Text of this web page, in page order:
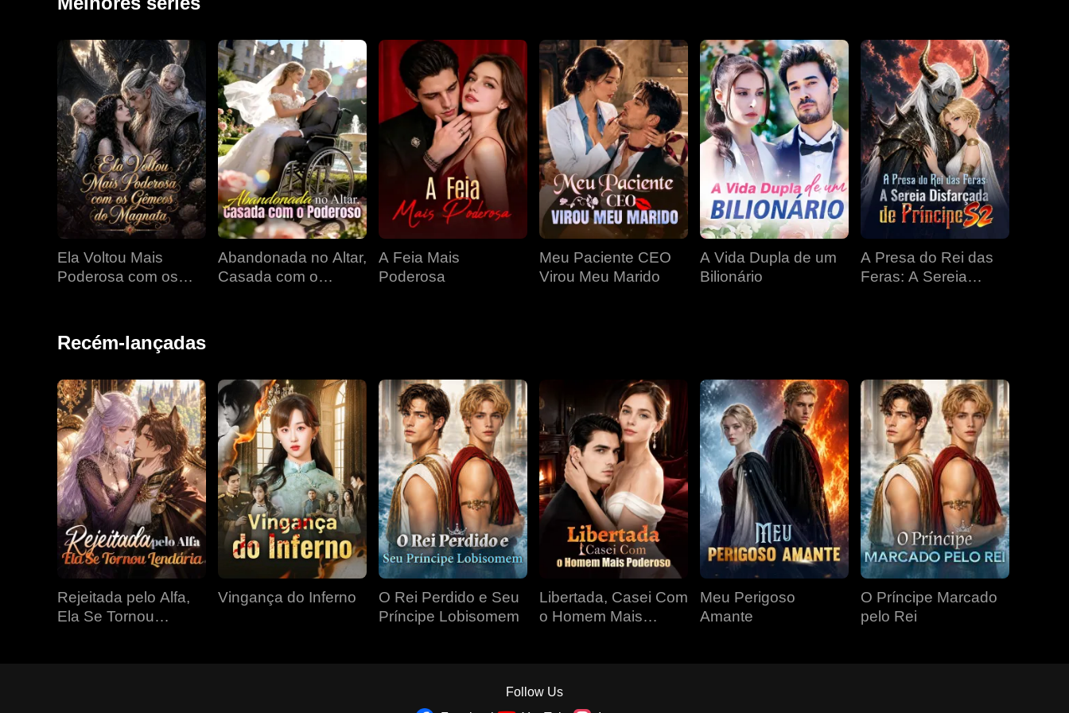
EP 34 EP 35 EP 36
EP 37 EP 38 EP 39
Ela Voltou Mais
Poderosa com os
Abandonada no Altar,
Casada com o
A Feia Mais
Poderosa
Meu Paciente CEO
Virou Meu Marido
A Vida Dupla de um
Bilionário
A Presa do Rei das
Feras: A Sereia
Recém-lançadas
Rejeitada pelo Alfa,
Ela Se Tornou
Vingança do Inferno
O Rei Perdido e Seu
Príncipe Lobisomem
Libertada, Casei Com
o Homem Mais
Meu Perigoso
Amante
O Príncipe Marcado
pelo Rei
Follow Us